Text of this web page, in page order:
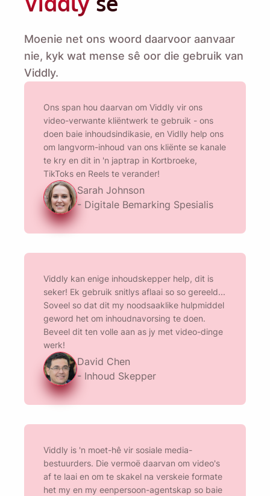
Moenie net ons woord daarvoor aanvaar
nie, kyk wat mense sê oor die gebruik van
Viddly.
Ons span hou daarvan om Viddly vir ons
video-verwante kliëntwerk te gebruik - ons
doen baie inhoudsindikasie, en Vidlly help ons
om langvorm-inhoud van ons kliënte se kanale
te kry en dit in 'n japtrap in Kortbroeke,
TikToks en Reels te verander!
Sarah Johnson
- Digitale Bemarking Spesialis
Viddly kan enige inhoudskepper help, dit is
seker! Ek gebruik snitlys aflaai so so gereeld...
Soveel so dat dit my noodsaaklike hulpmiddel
geword het om inhoudnavorsing te doen.
Beveel dit ten volle aan as jy met video-dinge
werk!
David Chen
- Inhoud Skepper
Viddly is 'n moet-hê vir sosiale media-
bestuurders. Die vermoë daarvan om video's
af te laai en om te skakel na verskeie formate
het my en my eenpersoon-agentskap so baie
Name
Email
Deur hierdie opsie te merk, stem jy in tot ons
Privaatheidsbeleid.
Stuur